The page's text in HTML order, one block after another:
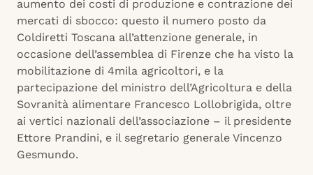
aumento dei costi di produzione e contrazione dei
mercati di sbocco: questo il numero posto da
Coldiretti Toscana all’attenzione generale, in
occasione dell’assemblea di Firenze che ha visto la
mobilitazione di 4mila agricoltori, e la
partecipazione del ministro dell’Agricoltura e della
Sovranità alimentare Francesco Lollobrigida, oltre
ai vertici nazionali dell’associazione – il presidente
Ettore Prandini, e il segretario generale Vincenzo
Gesmundo.